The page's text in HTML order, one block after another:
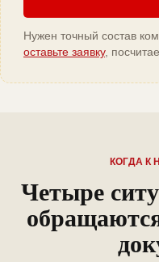
Нужен точный состав
оставьте заявку,
КОГДА К
Четыре